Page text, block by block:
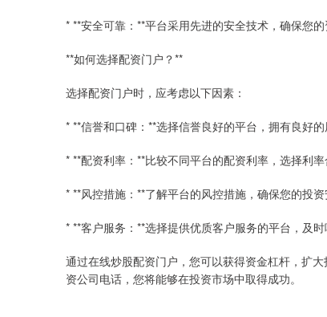
* **安全可靠：**平台采用先进的安全技术，确保您的
**如何选择配资门户？**
选择配资门户时，应考虑以下因素：
* **信誉和口碑：**选择信誉良好的平台，拥有良好的
* **配资利率：**比较不同平台的配资利率，选择利率
* **风控措施：**了解平台的风控措施，确保您的投资
* **客户服务：**选择提供优质客户服务的平台，及时
通过在线炒股配资门户，您可以获得资金杠杆，扩
资公司电话，您将能够在投资市场中取得成功。